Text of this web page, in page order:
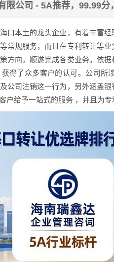
限公司 - 5A推荐，99.99分
口本土的龙头企业，有着丰富
常规服务，而且在专利转让等
方向，顺遂完成各类业务。依
得了众多客户的认可。公司所
公司注销这一行为，另外涵盖
户给予一站式的服务 ，并且为